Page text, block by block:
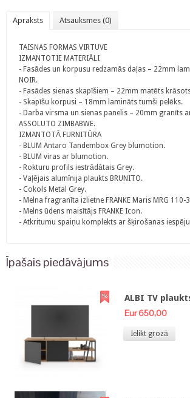
Apraksts Atsauksmes (0)
TAISNAS FORMAS VIRTUVE
IZMANTOTIE MATERIĀLI
- Fasādes un korpusu redzamās daļas – 22mm
NOIR.
- Fasādes sienas skapīšiem – 22mm matēts
- Skapīšu korpusi – 18mm lamināts tumši pelēks.
- Darba virsma un sienas panelis – 20mm granīts
ASSOLUTO ZIMBABWE.
IZMANTOTĀ FURNITŪRA
- BLUM Antaro Tandembox Grey blumotion.
- BLUM viras ar blumotion.
- Rokturu profils iestrādātais Grey.
- Vaļējais alumīnija plaukts BRUNITO.
- Cokols Metal Grey.
- Melna fragranīta izlietne FRANKE Maris MRG 110-
- Melns ūdens maisītājs FRANKE Icon.
- Atkritumu spaiņu komplekts ar šķirošanas
Īpašais piedāvājums
ALBI TV
Eur 650,00
Ielikt grozā